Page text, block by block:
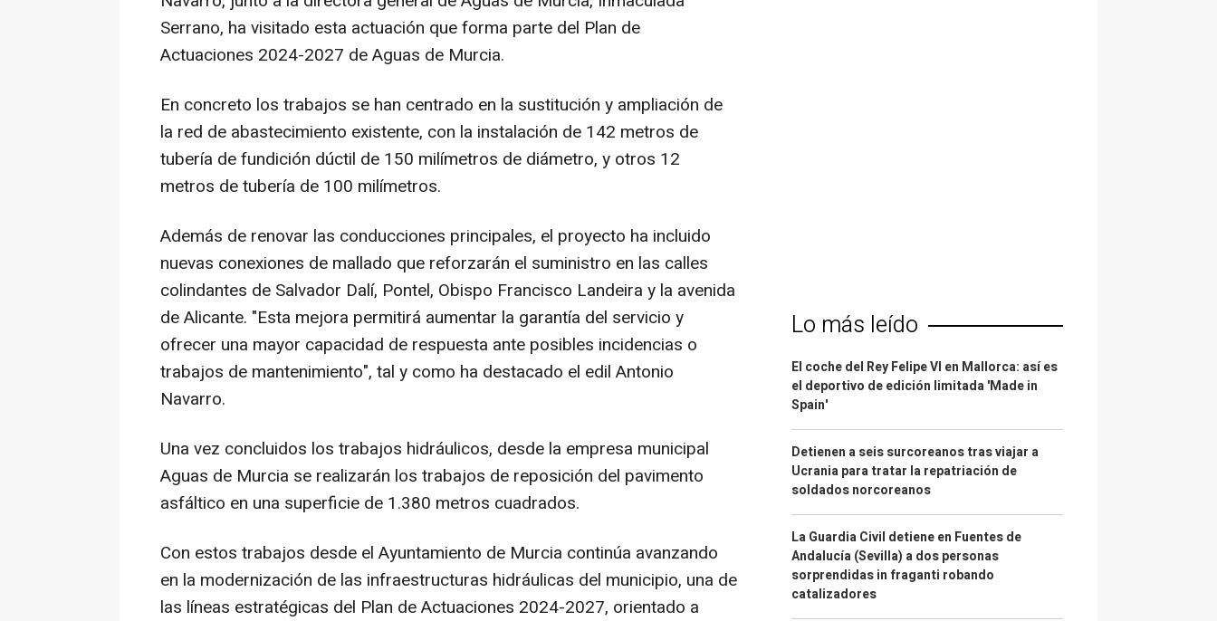
Serrano, ha visitado esta actuación que forma parte del Plan de
Actuaciones 2024-2027 de Aguas de Murcia.
En concreto los trabajos se han centrado en la sustitución y ampliación de
la red de abastecimiento existente, con la instalación de 142 metros de
tubería de fundición dúctil de 150 milímetros de diámetro, y otros 12
metros de tubería de 100 milímetros.
Además de renovar las conducciones principales, el proyecto ha incluido
nuevas conexiones de mallado que reforzarán el suministro en las calles
colindantes de Salvador Dalí, Pontel, Obispo Francisco Landeira y la avenida
de Alicante. "Esta mejora permitirá aumentar la garantía del servicio y
ofrecer una mayor capacidad de respuesta ante posibles incidencias o
trabajos de mantenimiento", tal y como ha destacado el edil Antonio
Navarro.
Una vez concluidos los trabajos hidráulicos, desde la empresa municipal
Aguas de Murcia se realizarán los trabajos de reposición del pavimento
asfáltico en una superficie de 1.380 metros cuadrados.
Con estos trabajos desde el Ayuntamiento de Murcia continúa avanzando
en la modernización de las infraestructuras hidráulicas del municipio, una de
las líneas estratégicas del Plan de Actuaciones 2024-2027, orientado a
Lo más leído
El coche del Rey Felipe VI en Mallorca: así es
el deportivo de edición limitada 'Made in
Spain'
Detienen a seis surcoreanos tras viajar a
Ucrania para tratar la repatriación de
soldados norcoreanos
La Guardia Civil detiene en Fuentes de
Andalucía (Sevilla) a dos personas
sorprendidas in fraganti robando
catalizadores